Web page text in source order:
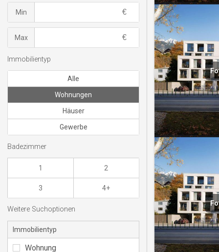
Min
Max
Immobilientyp
Alle
Wohnungen
Häuser
Gewerbe
Badezimmer
1 2
3 4+
Weitere Suchoptionen
Immobilientyp
Wohnung